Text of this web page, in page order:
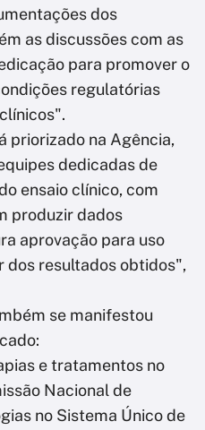
dos
as discussões com as
para promover o
regulatórias
priorizado na Agência,
dedicadas de
ensaio clínico, com
produzir dados
aprovação para uso
dos resultados obtidos",
se manifestou
e tratamentos no
Nacional de
no Sistema Único de